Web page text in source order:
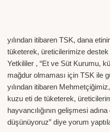
yılından itibaren TSK, dana
tüketerek, üreticilerimize destek
Yetkililer , “Et ve Süt Kurumu,
mağdur olmaması için TSK ile
yılından itibaren
kuzu eti de tüketerek,
hayvancılığının gelişmesi
düşünüyoruz” diye yorum